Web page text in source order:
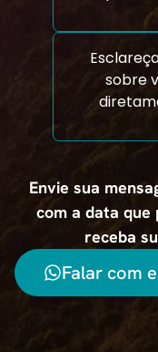
sobre
Envie sua
com a data
receba
Falar com